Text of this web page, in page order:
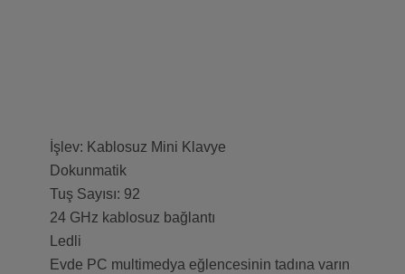
İşlev: Kablosuz Mini Klavye
Dokunmatik
Tuş Sayısı: 92
24 GHz kablosuz bağlantı
Ledli
Evde PC multimedya eğlencesinin tadına varın